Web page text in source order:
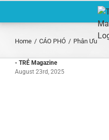
Home / CÁO PHÓ / Phân Ưu
- TRẺ Magazine
August 23rd, 2025